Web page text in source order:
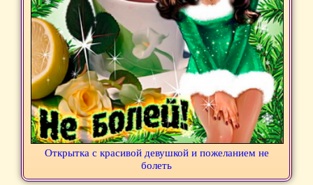
Открытка с красивой девушкой и пожеланием не
болеть